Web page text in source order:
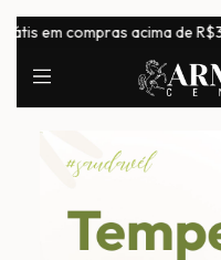
em compras acima de